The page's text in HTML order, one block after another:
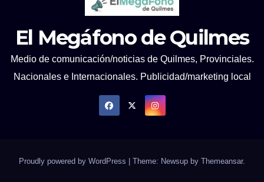
El Megáfono de Quilmes
Medio de comunicación/noticias de Quilmes, Provinciales.
Nacionales e Internacionales. Publicidad/marketing local
Proudly powered by WordPress Theme: Newsup by Themeansar.